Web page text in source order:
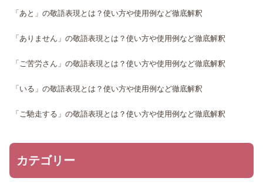
「あと」の敬語表現とは？使い方や使用例など徹底解釈
「ありません」の敬語表現とは？使い方や使用例など徹底解釈
「ご苦労さん」の敬語表現とは？使い方や使用例など徹底解釈
「いる」の敬語表現とは？使い方や使用例など徹底解釈
「ご馳走する」の敬語表現とは？使い方や使用例など徹底解釈
カテゴリー